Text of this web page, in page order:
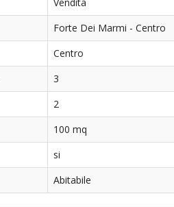
Forte Dei Marmi - Centro
Centro
3
2
100 mq
si
Abitabile